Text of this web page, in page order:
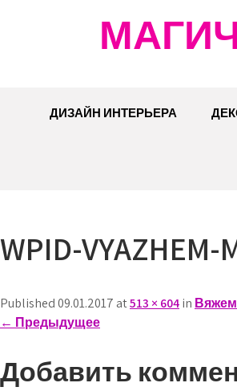
ДИЗАЙН ИНТЕРЬЕРА
WPID-
Published 09.01.2017 at513 × 604in
← Предыдущее
Добавить